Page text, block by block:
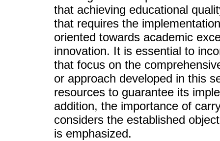
that achieving educational
that requires the
oriented towards academic
innovation. It is essential to
that focus on the
or approach developed in this
resources to guarantee its
addition, the importance of
considers the established
is emphasized.